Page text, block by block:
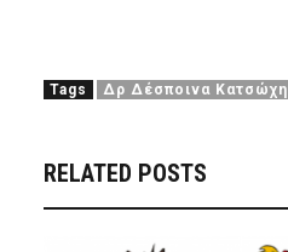
Tags Δρ Δέσποινα Κατσώχη
RELATED POSTS